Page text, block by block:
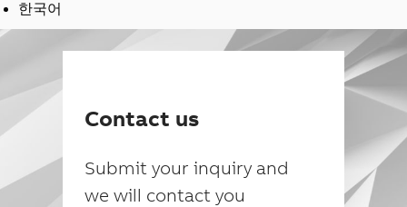
한국어
Contact us
Submit your inquiry and
we will contact you